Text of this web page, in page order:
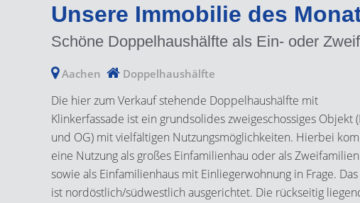
Unsere Immobilie des
Schöne Doppelhaushälfte als Ein- oder
Aachen Doppelhaushälfte
Die hier zum Verkauf stehende Doppelhaushälfte mit
Klinkerfassade ist ein grundsolides zweigeschossiges Objekt
und OG) mit vielfältigen Nutzungsmöglichkeiten. Hierbei
eine Nutzung als großes Einfamilienhau oder als
sowie als Einfamilienhaus mit Einliegerwohnung in Frage.
ist nordöstlich/südwestlich ausgerichtet. Die rückseitig